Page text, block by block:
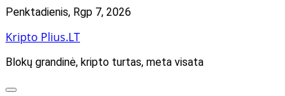
Skip
content
Penktadienis, Rgp 7, 2026
Kripto Plius.LT
Blokų grandinė, kripto turtas, meta visata